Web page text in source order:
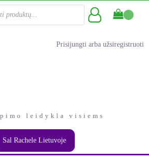
Prisijungti arba užsiregistruoti
leidykla visiems
Sal Rachele Lietuvoje